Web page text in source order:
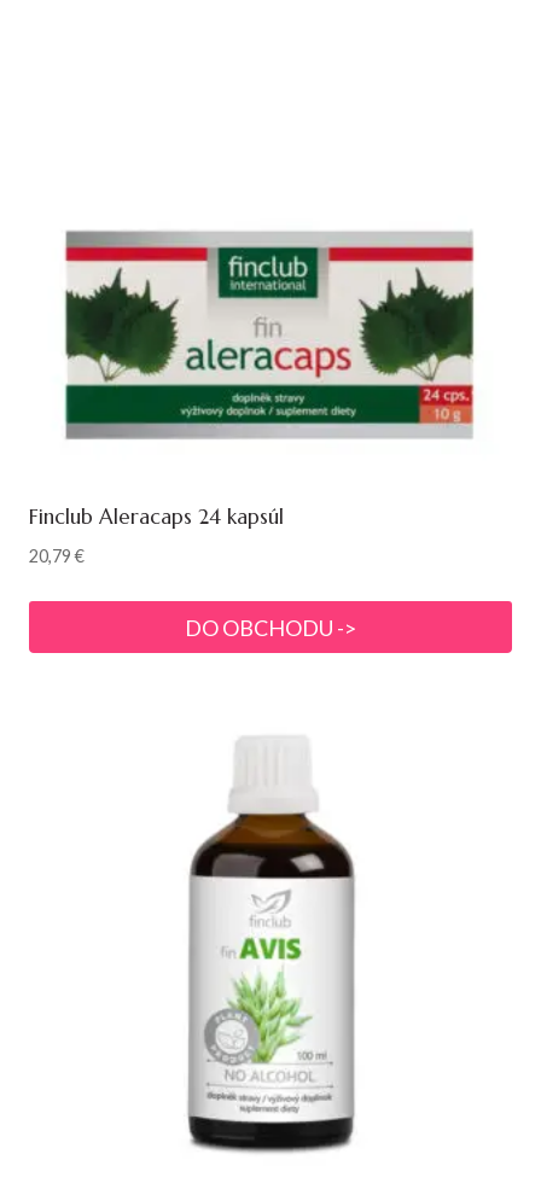
Finclub Aleracaps 24 kapsúl
20,79€
DO OBCHODU ->